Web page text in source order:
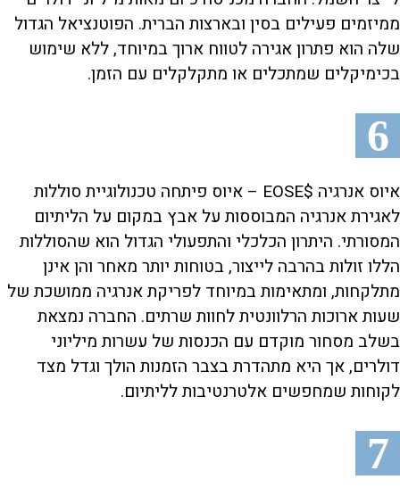
ממיזמים פעילים בסין ובארצות הברית. הפוטנציאל הגדול
שלה הוא פתרון אגירה לטווח ארוך במיוחד, ללא שימוש
בכימיקלים שמתכלים או מתקלקלים עם הזמן.
6
איוס אנרגיה $EOSE – איוס פיתחה טכנולוגיית סוללות
לאגירת אנרגיה המבוססות על אבץ במקום על הליתיום
המסורתי. היתרון הכלכלי והתפעולי הגדול הוא שהסוללות
הללו זולות בהרבה לייצור, בטוחות יותר מאחר והן אינן
מתלקחות, ומתאימות במיוחד לפריקת אנרגיה ממושכת של
שעות ארוכות הרלוונטית לחוות שרתים. החברה נמצאת
בשלב מסחור מוקדם עם הכנסות של עשרות מיליוני
דולרים, אך היא מתהדרת בצבר הזמנות הולך וגדל מצד
לקוחות שמחפשים אלטרנטיבות לליתיום.
7